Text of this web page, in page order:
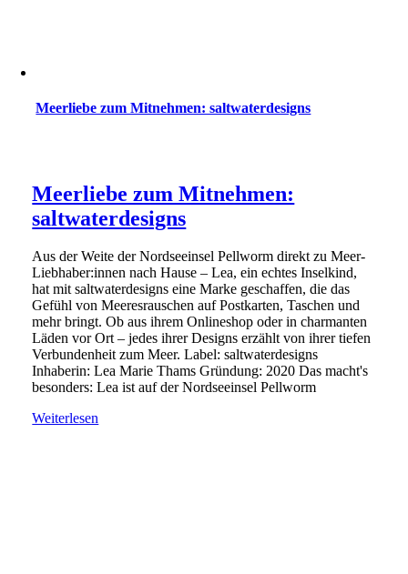
Meerliebe zum Mitnehmen: saltwaterdesigns
Meerliebe zum Mitnehmen:
saltwaterdesigns
Aus der Weite der Nordseeinsel Pellworm direkt zu Meer-
Liebhaber:innen nach Hause – Lea, ein echtes Inselkind,
hat mit saltwaterdesigns eine Marke geschaffen, die das
Gefühl von Meeresrauschen auf Postkarten, Taschen und
mehr bringt. Ob aus ihrem Onlineshop oder in charmanten
Läden vor Ort – jedes ihrer Designs erzählt von ihrer tiefen
Verbundenheit zum Meer. Label: saltwaterdesigns
Inhaberin: Lea Marie Thams Gründung: 2020 Das macht's
besonders: Lea ist auf der Nordseeinsel Pellworm
Weiterlesen